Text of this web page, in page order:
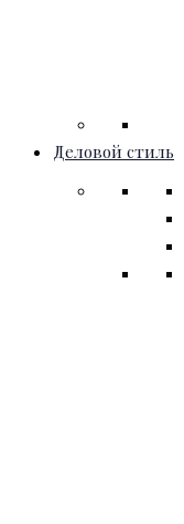
Деловой стиль